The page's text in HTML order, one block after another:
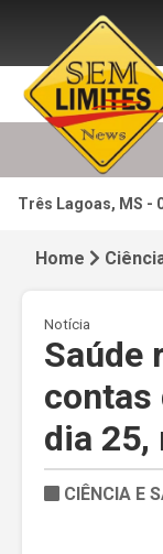
Três Lagoas, MS -
Home
Notícia
Saúde
contas
dia 25,
CIÊNCIA E